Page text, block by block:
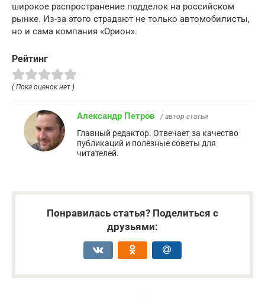
широкое распространение подделок на российском
рынке. Из-за этого страдают не только автомобилисты,
но и сама компания «Орион».
Рейтинг
( Пока оценок нет )
Александр Петров / автор статьи
Главный редактор. Отвечает за качество
публикаций и полезные советы для
читателей.
Понравилась статья? Поделиться с
друзьями: